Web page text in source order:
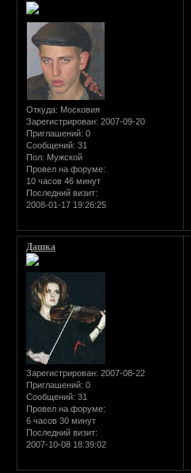
Откуда: Московия
Зарегистрирован: 2007-09-20
Приглашений: 0
Сообщений: 31
Пол: Мужской
Провел на форуме:
10 часов 46 минут
Последний визит:
2008-01-17 19:26:25
Дашка
Зарегистрирован: 2007-08-22
Приглашений: 0
Сообщений: 31
Провел на форуме:
6 часов 30 минут
Последний визит:
2007-10-08 18:39:02